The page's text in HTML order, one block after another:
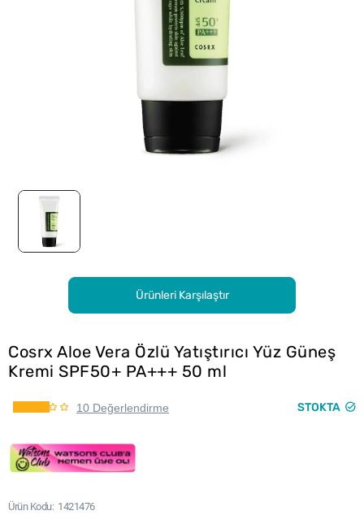
Ürünleri Karşılaştır
Cosrx Aloe Vera Özlü Yatıştırıcı Yüz Güneş
Kremi SPF50+ PA+++ 50 ml
10 Değerlendirme STOKTA
Ürün Kodu 1421476